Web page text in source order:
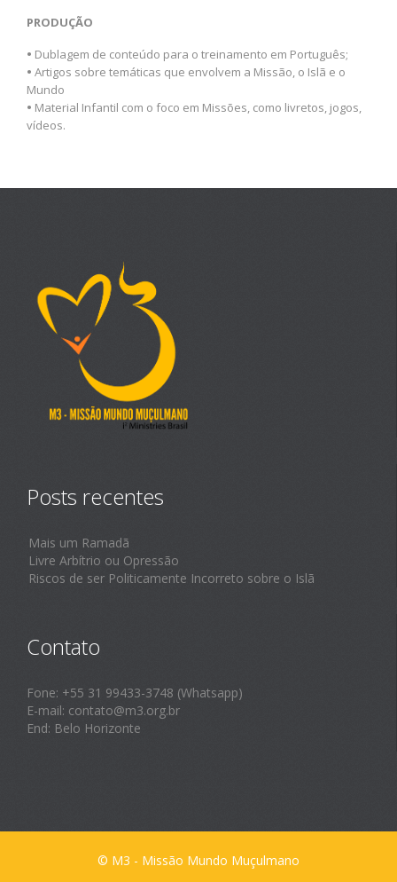
PRODUÇÃO
• Dublagem de conteúdo para o treinamento em Português;
• Artigos sobre temáticas que envolvem a Missão, o Islã e o
Mundo
• Material Infantil com o foco em Missões, como livretos, jogos,
vídeos.
Posts recentes
Mais um Ramadã
Livre Arbítrio ou Opressão
Riscos de ser Politicamente Incorreto sobre o Islã
Contato
Fone: +55 31 99433-3748 (Whatsapp)
E-mail: contato@m3.org.br
End: Belo Horizonte
© M3 - Missão Mundo Muçulmano